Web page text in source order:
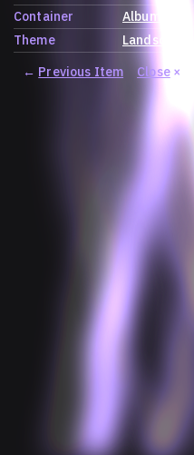
Container
Album
Theme
Landscape
← Previous Item Close×